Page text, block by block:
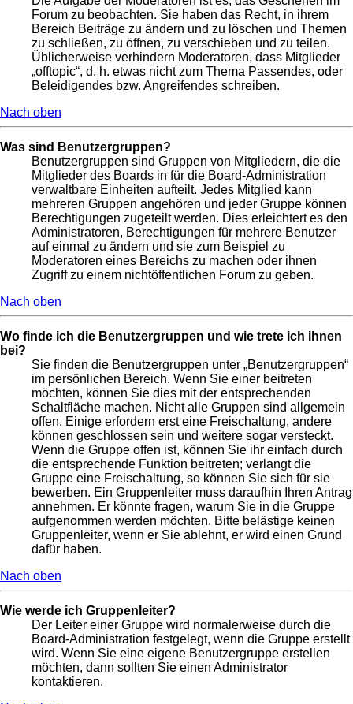
Forum zu beobachten. Sie haben das Recht, in ihrem
Bereich Beiträge zu ändern und zu löschen und Themen
zu schließen, zu öffnen, zu verschieben und zu teilen.
Üblicherweise verhindern Moderatoren, dass Mitglieder
„offtopic“, d. h. etwas nicht zum Thema Passendes, oder
Beleidigendes bzw. Angreifendes schreiben.
Nach oben
Was sind Benutzergruppen?
Benutzergruppen sind Gruppen von Mitgliedern, die die
Mitglieder des Boards in für die Board-Administration
verwaltbare Einheiten aufteilt. Jedes Mitglied kann
mehreren Gruppen angehören und jeder Gruppe können
Berechtigungen zugeteilt werden. Dies erleichtert es den
Administratoren, Berechtigungen für mehrere Benutzer
auf einmal zu ändern und sie zum Beispiel zu
Moderatoren eines Bereichs zu machen oder ihnen
Zugriff zu einem nichtöffentlichen Forum zu geben.
Nach oben
Wo finde ich die Benutzergruppen und wie trete ich ihnen
bei?
Sie finden die Benutzergruppen unter „Benutzergruppen“
im persönlichen Bereich. Wenn Sie einer beitreten
möchten, können Sie dies mit der entsprechenden
Schaltfläche machen. Nicht alle Gruppen sind allgemein
offen. Einige erfordern erst eine Freischaltung, andere
können geschlossen sein und weitere sogar versteckt.
Wenn die Gruppe offen ist, können Sie ihr einfach durch
die entsprechende Funktion beitreten; verlangt die
Gruppe eine Freischaltung, so können Sie sich für sie
bewerben. Ein Gruppenleiter muss daraufhin Ihren Antrag
annehmen. Er könnte fragen, warum Sie in die Gruppe
aufgenommen werden möchten. Bitte belästige keinen
Gruppenleiter, wenn er Sie ablehnt, er wird einen Grund
dafür haben.
Nach oben
Wie werde ich Gruppenleiter?
Der Leiter einer Gruppe wird normalerweise durch die
Board-Administration festgelegt, wenn die Gruppe erstellt
wird. Wenn Sie eine eigene Benutzergruppe erstellen
möchten, dann sollten Sie einen Administrator
kontaktieren.